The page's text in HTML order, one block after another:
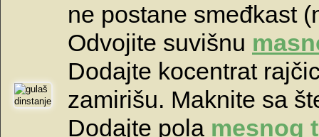
ne postane smeđkast
Odvojite suvišnu
Dodajte kocentrat
zamirišu. Maknite sa
Dodajte pola mesnog